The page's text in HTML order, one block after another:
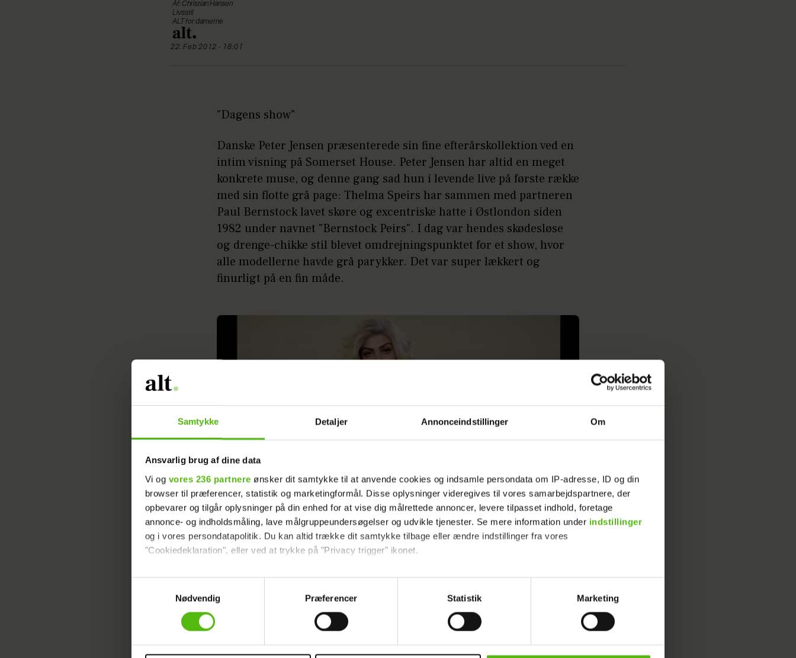
Samtykke Detaljer Annonceindstillinger Om
Ansvarlig brug af dine data
Vi og vores 236 partnere ønsker dit samtykke til at anvende cookies og indsamle persondata om IP-adresse, ID og din
browser til præferencer, statistik og marketingformål. Disse oplysninger videregives til vores samarbejdspartnere, der
opbevarer og tilgår oplysninger på din enhed for at vise dig målrettede annoncer, levere tilpasset indhold, foretage
annonce- og indholdsmåling, lave målgruppeundersøgelser og udvikle tjenester. Se mere information under indstillinger
og i vores persondatapolitik. Du kan altid trække dit samtykke tilbage eller ændre indstillinger fra vores
"Cookiedeklaration", eller ved at trykke på "Privacy trigger" ikonet.
Dine valg anvendes på hele websitet.
Vi ønsker dit samtykke til at indsamle og bruge data for at kunne levere og finansiere relevant journalistisk indhold til dig.
Vi anvender egne cookies og cookies fra tredjeparter til at at optimere dit besøg på vores hjemmeside. Vi indsamler data
Nødvendig
Præferencer Statistik Marketing
Af: Christian Hansen
Livsstil
ALT for damerne
22. Feb 2012 - 18:01
"Dagens show"
Danske Peter Jensen præsenterede sin fine efterårskollektion ved en
intim visning på Somerset House. Peter Jensen har altid en meget
konkrete muse, og denne gang sad hun i levende live på første række
med sin flotte grå page: Thelma Speirs har sammen med partneren
Paul Bernstock lavet skøre og excentriske hatte i Østlondon siden
1982 under navnet "Bernstock Peirs". I dag var hendes skødesløse
og drenge-chikke stil blevet omdrejningspunktet for et show, hvor
alle modellerne havde grå parykker. Det var super lækkert og
finurligt på en fin måde.